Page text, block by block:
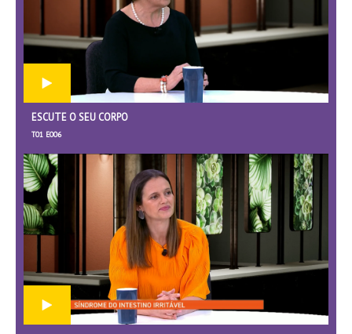
ESCUTE O SEU CORPO
T01 E006